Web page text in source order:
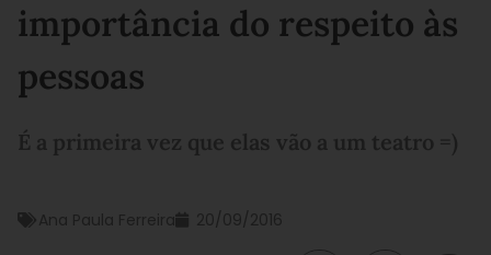
importância do respeito às
pessoas
É a primeira vez que elas vão a um teatro =)
Ana Paula Ferreira 20/09/2016